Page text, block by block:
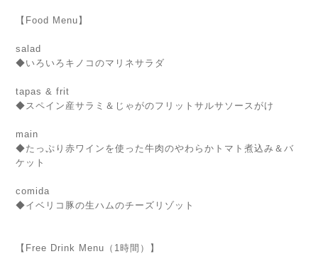
【Food Menu】
salad
◆いろいろキノコのマリネサラダ
tapas & frit
◆スペイン産サラミ＆じゃがのフリットサルサソースがけ
main
◆たっぷり赤ワインを使った牛肉のやわらかトマト煮込み＆バ
ケット
comida
◆イベリコ豚の生ハムのチーズリゾット
【Free Drink Menu（1時間）】